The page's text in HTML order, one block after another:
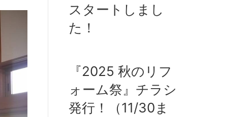
スタートしまし
た！
『2025 秋のリフ
ォーム祭』チラシ
発行！（11/30ま